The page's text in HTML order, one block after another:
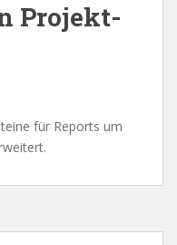
Projekt-
für Reports um